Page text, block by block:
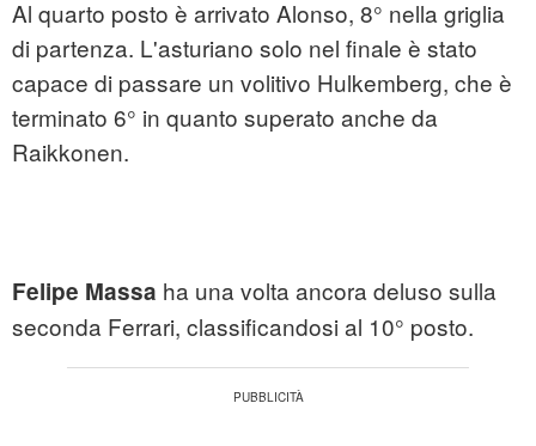
Al quarto posto è arrivato Alonso, 8° nella griglia
di partenza. L'asturiano solo nel finale è stato
capace di passare un volitivo Hulkemberg, che è
terminato 6° in quanto superato anche da
Raikkonen.
Felipe Massa ha una volta ancora deluso sulla
seconda Ferrari, classificandosi al 10° posto.